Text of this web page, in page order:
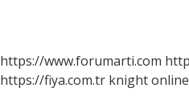
https://www.forumarti.com
https://fiya.com.tr knight online